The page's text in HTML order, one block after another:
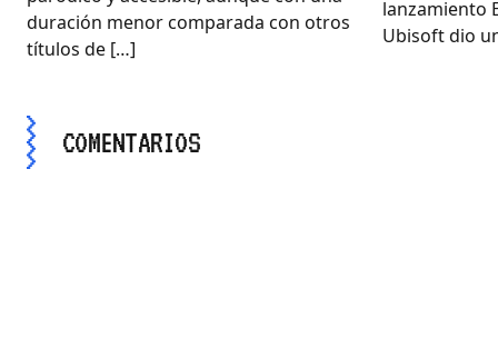
duración menor comparada con otros
títulos de […]
lanzamiento
Ubisoft dio
COMENTARIOS